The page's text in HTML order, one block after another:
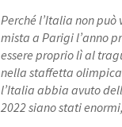
Perché l’Italia non
mista a Parigi l’anno
essere proprio lì al
nella staffetta olimpica
l’Italia abbia avuto
2022 siano stati